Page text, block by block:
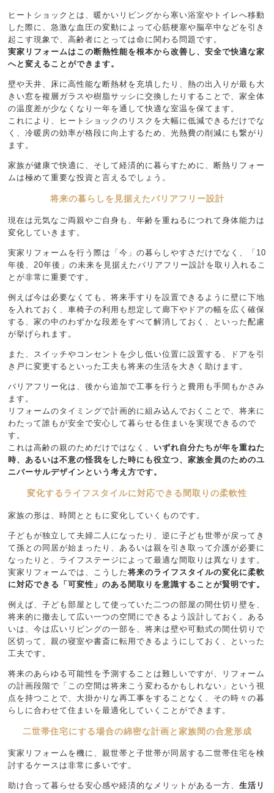
ヒートショックとは、暖かいリビングから寒い浴室やトイレへ移動
した際に、急激な血圧の変動によって心筋梗塞や脳卒中などを引き
起こす現象で、高齢者にとっては命に関わる問題です。
実家リフォームはこの断熱性能を根本から改善し、安全で快適な家
へと変えることができます。
壁や天井、床に高性能な断熱材を充填したり、熱の出入りが最も大
きい窓を複層ガラスや樹脂サッシに交換したりすることで、家全体
の温度差が少なくなり一年を通して快適な室温を保てます。
これにより、ヒートショックのリスクを大幅に低減できるだけでな
く、冷暖房の効率が格段に向上するため、光熱費の削減にも繋がり
ます。
家族が健康で快適に、そして経済的に暮らすために、断熱リフォー
ムは極めて重要な投資と言えるでしょう。
将来の暮らしを見据えたバリアフリー設計
現在は元気なご両親やご自身も、年齢を重ねるにつれて身体能力は
変化していきます。
実家リフォームを行う際は「今」の暮らしやすさだけでなく、「10
年後、20年後」の未来を見据えたバリアフリー設計を取り入れるこ
とが非常に重要です。
例えば今は必要なくても、将来手すりを設置できるように壁に下地
を入れておく、車椅子の利用も想定して廊下やドアの幅を広く確保
する、家の中のわずかな段差をすべて解消しておく、といった配慮
が挙げられます。
また、スイッチやコンセントを少し低い位置に設置する、ドアを引
き戸に変更するといった工夫も将来の生活を大きく助けます。
バリアフリー化は、後から追加で工事を行うと費用も手間もかさみ
ます。
リフォームのタイミングで計画的に組み込んでおくことで、将来に
わたって誰もが安全で安心して暮らせる住まいを実現できるので
す。
これは高齢の親のためだけではなく、 いずれ自分たちが年を重ねた
時、あるいは不意の怪我をした時にも役立つ、家族全員のためのユ
ニバーサルデザインという考え方です。
変化するライフスタイルに対応できる間取りの柔軟性
家族の形は、時間とともに変化していくものです。
子どもが独立して夫婦二人になったり、逆に子ども世帯が戻ってき
て孫との同居が始まったり、あるいは親を引き取って介護が必要に
なったりと、ライフステージによって最適な間取りは異なります。
実家リフォームでは、こうした将来のライフスタイルの変化に柔軟
に対応できる「可変性」のある間取りを意識することが賢明です。
例えば、子ども部屋として使っていた二つの部屋の間仕切り壁を、
将来的に撤去して広い一つの空間にできるよう設計しておく。ある
いは、今は広いリビングの一部を、将来は壁や可動式の間仕切りで
区切って、親の寝室や書斎に転用できるようにしておく、といった
工夫です。
将来のあらゆる可能性を予測することは難しいですが、リフォーム
の計画段階で「この空間は将来こう変わるかもしれない」という視
点を持つことで、大掛かりな再工事をすることなく、その時々の暮
らしに合わせて住まいを最適化していくことができます。
二世帯住宅にする場合の綿密な計画と家族間の合意形成
実家リフォームを機に、親世帯と子世帯が同居する二世帯住宅を検
討するケースは非常に多いです。
助け合って暮らせる安心感や経済的なメリットがある一方、 生活リ